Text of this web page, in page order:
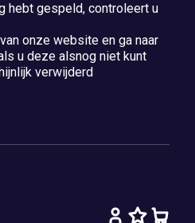
hebt gespeld, controleert u
onze website en ga naar
u deze alsnog niet kunt
verwijderd